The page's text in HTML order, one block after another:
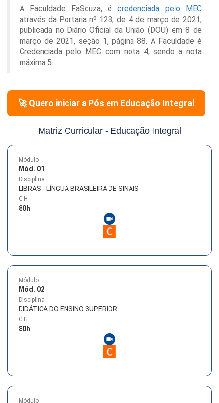
A Faculdade FaSouza, écredenciada pelo MEC
através da Portaria nº 128, de 4 de março de 2021,
publicada no Diário Oficial da União (DOU) em 8 de
março de 2021, seção 1, página 88. A Faculdade é
Credenciada pelo MEC com nota 4, sendo a nota
máxima 5.
🚀 Quero iniciar a Pós em Educação Integral
Matriz Curricular - Educação Integral
Módulo
Mód. 01
Disciplina
LIBRAS - LÍNGUA BRASILEIRA DE SINAIS
C.H
80h
Módulo
Mód. 02
Disciplina
DIDÁTICA DO ENSINO SUPERIOR
C.H
80h
Módulo